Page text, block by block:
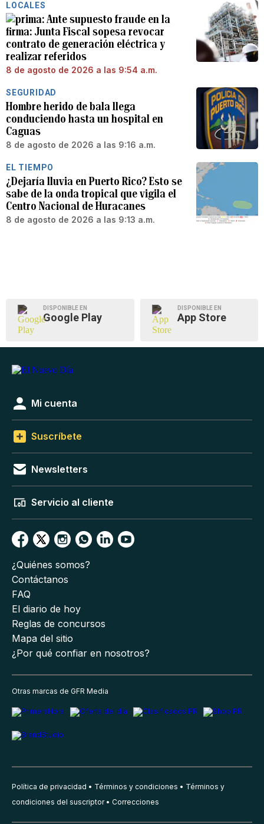
LOCALES
Ante supuesto fraude en la
firma: Junta Fiscal sopesa revocar
contrato de generación eléctrica y
realizar referidos
8 de agosto de 2026 a las 9:54 a.m.
SEGURIDAD
Hombre herido de bala llega
conduciendo hasta un hospital en
Caguas
8 de agosto de 2026 a las 9:16 a.m.
EL TIEMPO
¿Dejaría lluvia en Puerto Rico? Esto se
sabe de la onda tropical que vigila el
Centro Nacional de Huracanes
8 de agosto de 2026 a las 9:13 a.m.
DISPONIBLE EN
Google Play
DISPONIBLE EN
App Store
Mi cuenta
Suscríbete
Newsletters
Servicio al cliente
¿Quiénes somos?
Contáctanos
FAQ
El diario de hoy
Reglas de concursos
Mapa del sitio
¿Por qué confiar en nosotros?
Otras marcas de GFR Media
Política de privacidad Términos y condiciones
Términos y
condiciones del suscriptor
Correcciones